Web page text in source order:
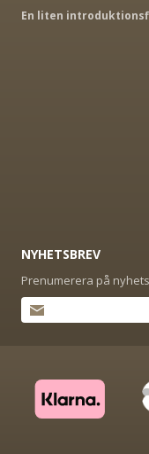
En liten
NYHETSBREV
Prenumerera på